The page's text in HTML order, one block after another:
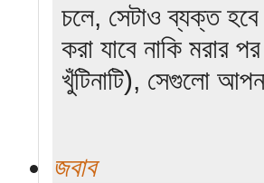
চলে, সেটাও ব্যক্ত
করা যাবে নাকি মরার
খুঁটিনাটি), সেগুলো
জবাব